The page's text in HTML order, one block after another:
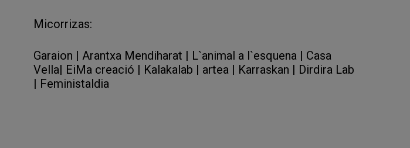
Micorrizas:
Garaion Arantxa Mendiharat | L`animal a l`esquena | Casa
Vella EiMa creació Kalakalab | artea | Karraskan |
Dirdira Lab
Feministaldia